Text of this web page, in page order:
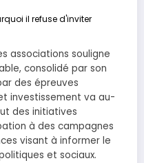
il refuse d'inviter
associations souligne
consolidé par son
des épreuves
investissement va au-
des initiatives
à des campagnes
visant à informer le
et sociaux.